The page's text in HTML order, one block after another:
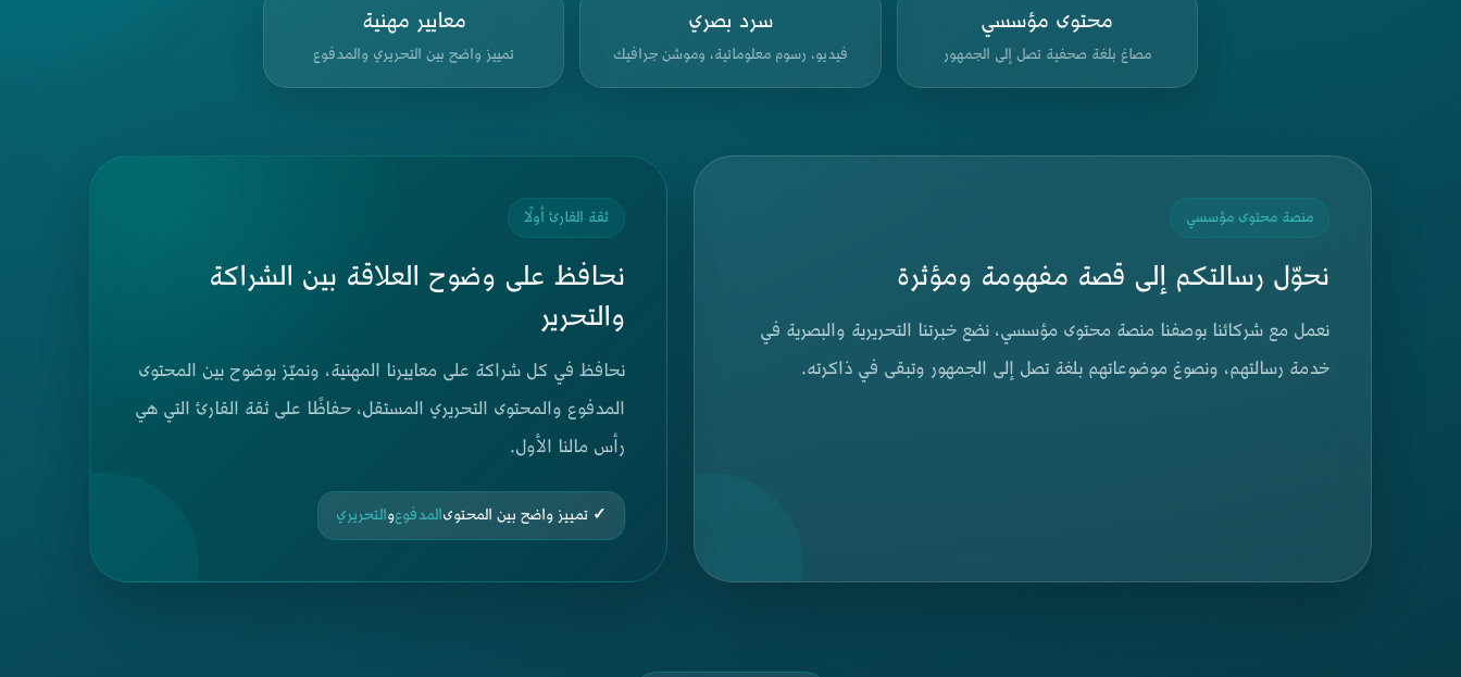
محتوى مؤسسي
مصاغ بلغة صحفية تصل إلى الجمهور
سرد بصري
فيديو، رسوم معلوماتية، وموشن جرافيك
معايير مهنية
تمييز واضح بين التحريري والمدفوع
منصة محتوى مؤسسي
نحوّل رسالتكم إلى قصة مفهومة ومؤثرة
نعمل مع شركائنا بوصفنا منصة محتوى مؤسسي، نضع خبرتنا التحريرية والبصرية في
خدمة رسالتهم، ونصوغ موضوعاتهم بلغة تصل إلى الجمهور وتبقى في ذاكرته.
ثقة القارئ أولًا
نحافظ على وضوح العلاقة بين الشراكة
والتحرير
نحافظ في كل شراكة على معاييرنا المهنية، ونميّز بوضوح بين المحتوى
المدفوع والمحتوى التحريري المستقل، حفاظًا على ثقة القارئ التي هي
رأس مالنا الأول.
✓ تمييز واضح بين المحتوىالمدفوعوالتحريري